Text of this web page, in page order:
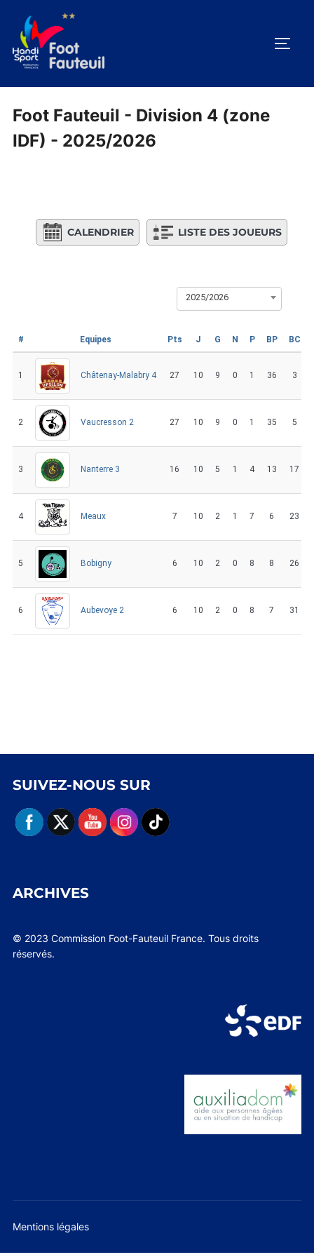
contenu
Foot Fauteuil - Division 4 (zone
IDF) - 2025/2026
CALENDRIER LISTE DES JOUEURS
2025/2026
# Equipes Pts J G N P BP BC
1 Châtenay-Malabry 4 27 10 9 0 1 36 3
2 Vaucresson 2 27 10 9 0 1 35 5
3 Nanterre 3 16 10 5 1 4 13 17
4 Meaux 7 10 2 1 7 6 23
5 Bobigny 6 10 2 0 8 8 26
6 Aubevoye 2 6 10 2 0 8 7 31
SUIVEZ-NOUS SUR
ARCHIVES
© 2023 Commission Foot-Fauteuil France. Tous droits
réservés.
Mentions légales